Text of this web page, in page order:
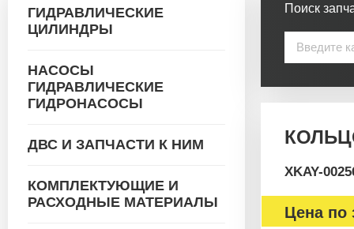
ГИДРАВЛИЧЕСКИЕ
ЦИЛИНДРЫ
НАСОСЫ
ГИДРАВЛИЧЕСКИЕ
ГИДРОНАСОСЫ
ДВС И ЗАПЧАСТИ К НИМ
КОМПЛЕКТУЮЩИЕ И
РАСХОДНЫЕ МАТЕРИАЛЫ
Поиск
XKAY-
Цена по